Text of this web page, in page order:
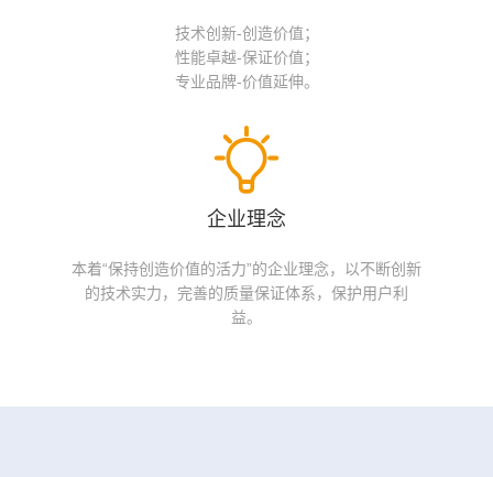
技术创新-创造价值；
性能卓越-保证价值；
专业品牌-价值延伸。
企业理念
本着“保持创造价值的活力”的企业理念，以不断创新
的技术实力，完善的质量保证体系，保护用户利
益。